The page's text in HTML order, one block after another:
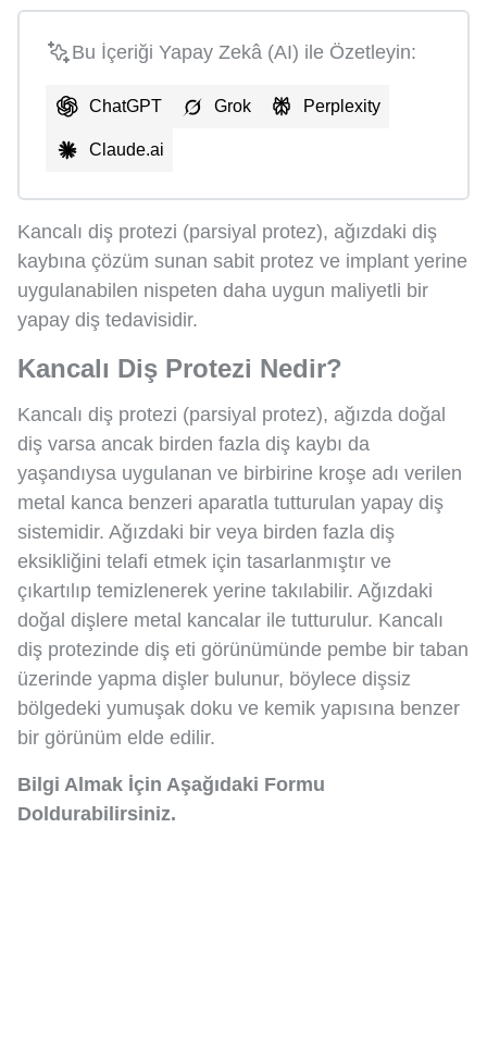
Bu İçeriği Yapay Zekâ (AI) ile Özetleyin:
ChatGPT Grok Perplexity
Claude.ai
Kancalı diş protezi (parsiyal protez), ağızdaki diş
kaybına çözüm sunan sabit protez ve implant yerine
uygulanabilen nispeten daha uygun maliyetli bir
yapay diş tedavisidir.
Kancalı Diş Protezi Nedir?
Kancalı diş protezi (parsiyal protez), ağızda doğal
diş varsa ancak birden fazla diş kaybı da
yaşandıysa uygulanan ve birbirine kroşe adı verilen
metal kanca benzeri aparatla tutturulan yapay diş
sistemidir. Ağızdaki bir veya birden fazla diş
eksikliğini telafi etmek için tasarlanmıştır ve
çıkartılıp temizlenerek yerine takılabilir. Ağızdaki
doğal dişlere metal kancalar ile tutturulur. Kancalı
diş protezinde diş eti görünümünde pembe bir taban
üzerinde yapma dişler bulunur, böylece dişsiz
bölgedeki yumuşak doku ve kemik yapısına benzer
bir görünüm elde edilir.
Bilgi Almak İçin Aşağıdaki Formu
Doldurabilirsiniz.